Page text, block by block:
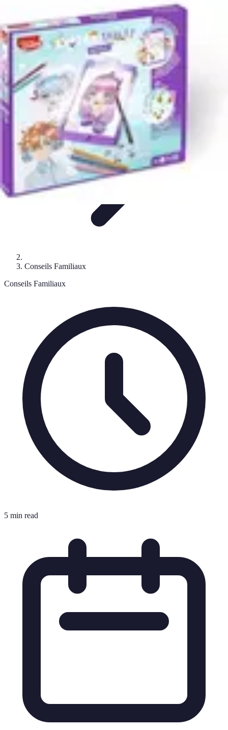
Activités en Plein AirFamilleActivités de GroupeActivités
ExtrêmesActivités Créatives
Best Fun Activities
Conseils Familiaux
Conseils Familiaux
5 min read